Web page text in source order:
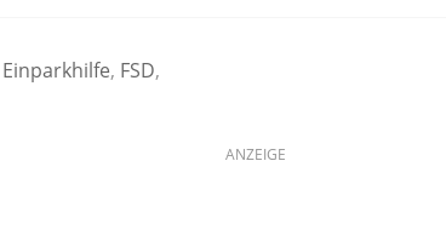
Einparkhilfe, FSD,
ANZEIGE